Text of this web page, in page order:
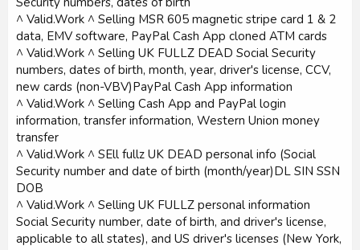
^ Valid.Work ^ Selling MSR 605 magnetic stripe card 1 & 2
data, EMV software, PayPal Cash App cloned ATM cards
^ Valid.Work ^ Selling UK FULLZ DEAD Social Security
numbers, dates of birth, month, year, driver's license, CCV,
new cards (non-VBV)PayPal Cash App information
^ Valid.Work ^ Selling Cash App and PayPal login
information, transfer information, Western Union money
transfer
^ Valid.Work ^ SEll fullz UK DEAD personal info (Social
Security number and date of birth (month/year)DL SIN SSN
DOB
^ Valid.Work ^ Selling UK FULLZ personal information
Social Security number, date of birth, and driver's license,
applicable to all states), and US driver's licenses (New York,